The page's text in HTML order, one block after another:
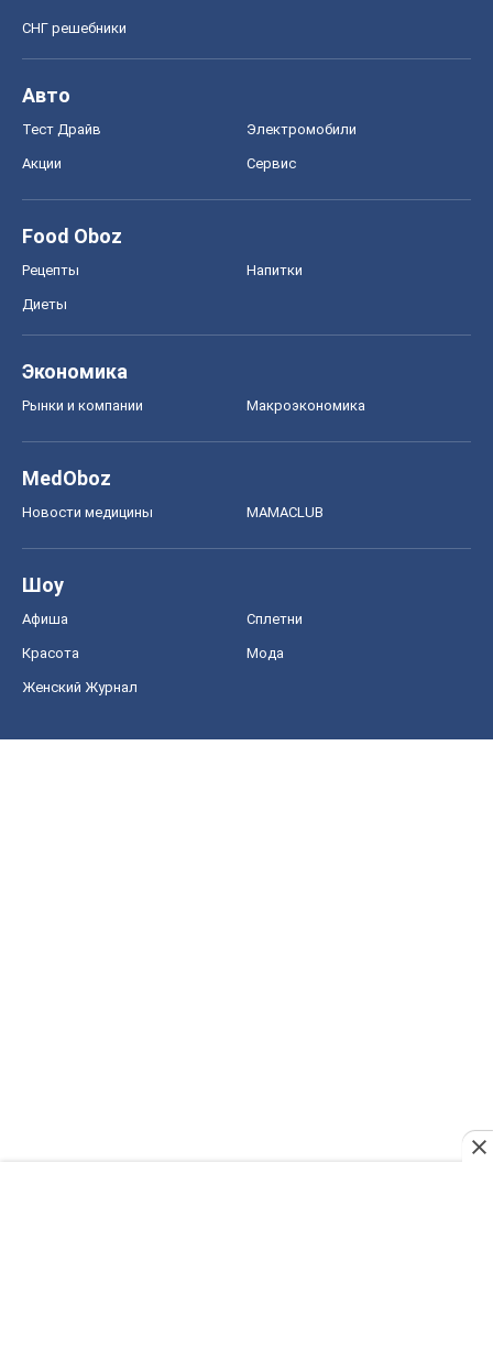
Онлайн уроки
ЗНО НМТ
СНГ решебники
Авто
Тест Драйв Электромобили
Акции
Food Oboz
Рецепты Напитки
Диеты
Экономика
Рынки и компании
MedOboz
Новости медицины
Шоу
Афиша